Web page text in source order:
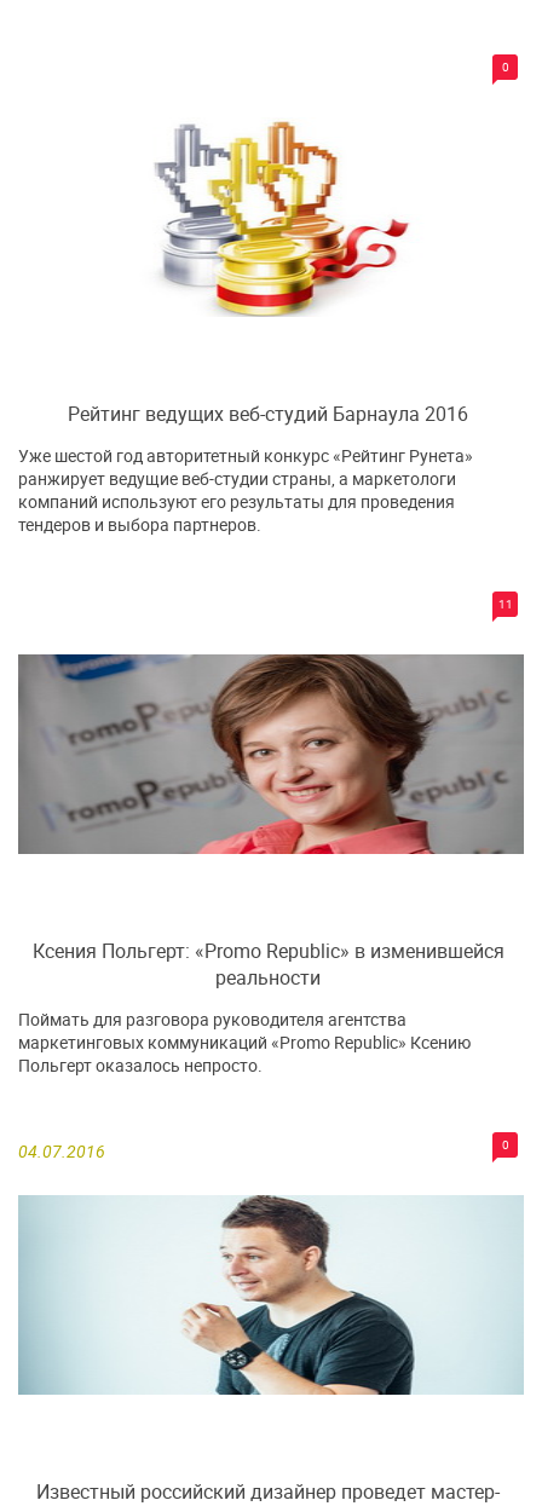
0
Рейтинг ведущих веб-студий Барнаула 2016
11
Уже шестой год авторитетный конкурс «Рейтинг Рунета»
ранжирует ведущие веб-студии страны, а маркетологи
компаний используют его результаты для проведения
тендеров и выбора партнеров.
Ксения Польгерт: «Promo Republic» в изменившейся
реальности
04.07.2016 0
Поймать для разговора руководителя агентства
маркетинговых коммуникаций «Promo Republic» Ксению
Польгерт оказалось непросто.
Известный российский дизайнер проведет мастер-